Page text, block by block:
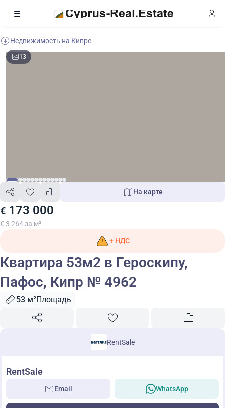
Недвижимость на Кипре
13
€ 173 000
€ 3 264 за м²
На карте
+ НДС
Квартира 53м2 в Героскипу,
Пафос, Кипр № 4962
53 м²Площадь
RentSale
RentSale
Email WhatsApp